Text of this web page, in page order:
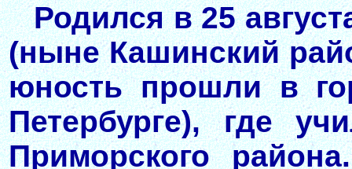
Родился в 25
(ныне Кашинский
юность прошли в
Петербурге), где
Приморского